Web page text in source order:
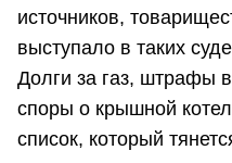
источников,
выступало в таких
Долги за газ, штрафы
споры о крышной
список, который